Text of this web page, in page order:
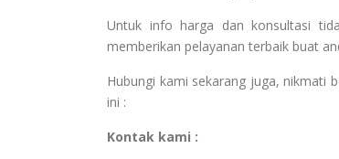
Untuk info harga dan konsultasi
memberikan pelayanan terbaik buat
Hubungi kami sekarang juga, nikmati
ini :
Kontak kami :